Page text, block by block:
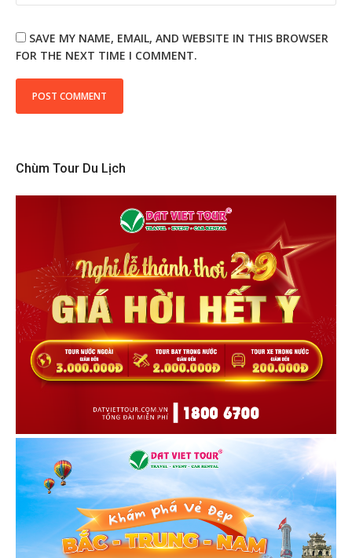
SAVE MY NAME, EMAIL, AND WEBSITE IN THIS BROWSER
FOR THE NEXT TIME I COMMENT.
Chùm Tour Du Lịch